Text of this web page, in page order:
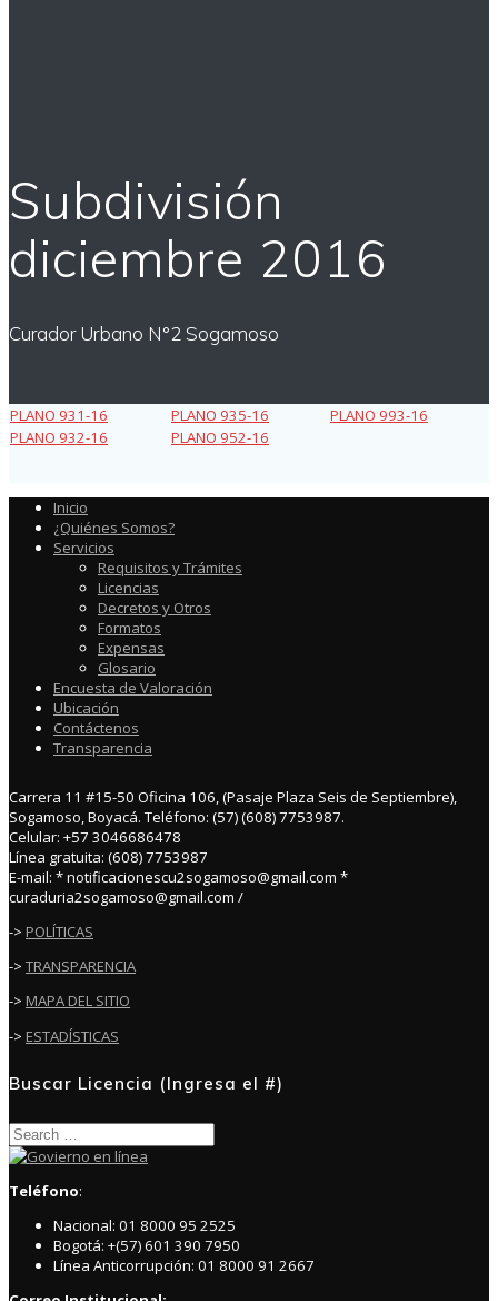
Subdivisión
diciembre 2016
Curador Urbano N°2 Sogamoso
PLANO 931-16 PLANO 935-16
PLANO 993-16
PLANO 932-16
PLANO 952-16
Inicio
¿Quiénes Somos?
Servicios
Requisitos y Trámites
Licencias
Decretos y Otros
Formatos
Expensas
Glosario
Encuesta de Valoración
Ubicación
Contáctenos
Transparencia
Carrera 11 #15-50 Oficina 106, (Pasaje Plaza Seis de Septiembre),
Sogamoso, Boyacá. Teléfono: (57) (608) 7753987.
Celular: +57 3046686478
Línea gratuita: (608) 7753987
E-mail: * notificacionescu2sogamoso@gmail.com *
curaduria2sogamoso@gmail.com /
-> POLÍTICAS
-> TRANSPARENCIA
-> MAPA DEL SITIO
-> ESTADÍSTICAS
Buscar Licencia (Ingresa el #)
Search
for:
Teléfono:
Nacional: 01 8000 95 2525
Bogotá: +(57) 601 390 7950
Línea Anticorrupción: 01 8000 91 2667